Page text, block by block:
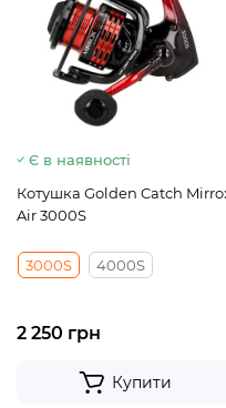
Є в наявності
Котушка Golden Catch
Air 3000S
3000S 4000S
2 250 грн
Купити